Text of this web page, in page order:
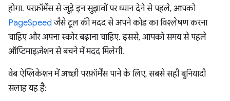
होगा. परफ़ॉर्मेंस से जुड़े इन सुझावों पर ध्यान देने से पहले, आपको
PageSpeed जैसे टूल की मदद से अपने कोड का विश्लेषण करना
चाहिए और अपना स्कोर बढ़ाना चाहिए. इससे, आपको समय से पहले
ऑप्टिमाइज़ेशन से बचने में मदद मिलेगी.
वेब ऐप्लिकेशन में अच्छी परफ़ॉर्मेंस पाने के लिए, सबसे सही बुनियादी
सलाह यह है: